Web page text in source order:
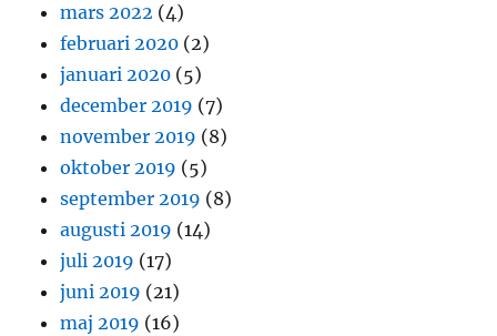
mars 2022 (4)
februari 2020 (2)
januari 2020 (5)
december 2019 (7)
november 2019 (8)
oktober 2019 (5)
september 2019 (8)
augusti 2019 (14)
juli 2019 (17)
juni 2019 (21)
maj 2019 (16)